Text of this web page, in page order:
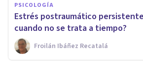
PSICOLOGÍA
Estrés postraumático
cuando no se trata a tiempo?
Froilán Ibáñez Recatalá